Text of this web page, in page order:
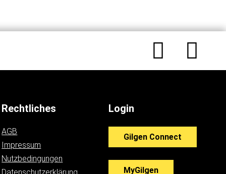
Rechtliches
AGB
Impressum
Nutzbedingungen
Login
Gilgen Connect
MyGilgen